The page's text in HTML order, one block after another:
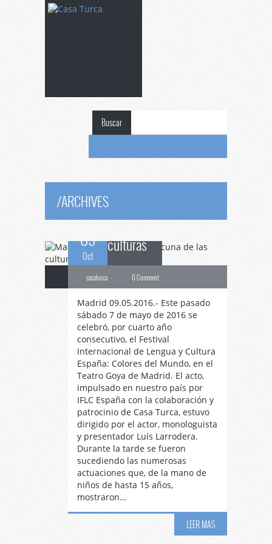
Buscar
/ARCHIVES
09
Oct
Madridse convierte
en la cuna de las
culturas
casaturca 0 Comment
Madrid 09.05.2016.- Este pasado
sábado 7 de mayo de 2016 se
celebró, por cuarto año
consecutivo, el Festival
Internacional de Lengua y Cultura
España: Colores del Mundo, en el
Teatro Goya de Madrid. El acto,
impulsado en nuestro país por
IFLC España con la colaboración y
patrocinio de Casa Turca, estuvo
dirigido por el actor, monologuista
y presentador Luís Larrodera.
Durante la tarde se fueron
sucediendo las numerosas
actuaciones que, de la mano de
niños de hasta 15 años,
mostraron…
LEER MAS